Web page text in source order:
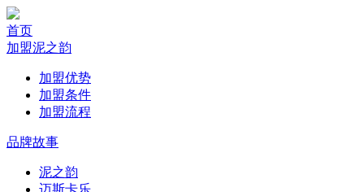
首页
加盟泥之韵
加盟优势
加盟条件
加盟流程
品牌故事
泥之韵
迈斯卡乐